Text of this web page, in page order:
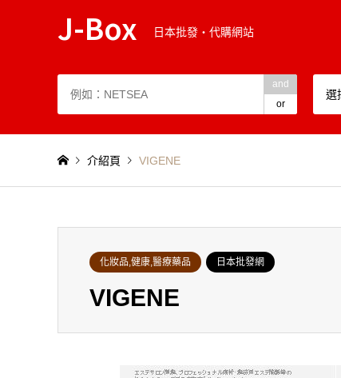
J-Box 日本批發・代購網站
and
or
選
介紹頁 VIGENE
化妝品,健康,醫療藥品 日本批發網
VIGENE